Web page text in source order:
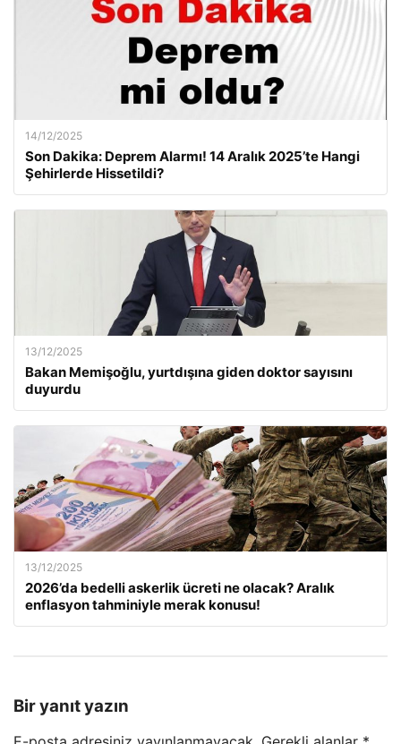
14/12/2025
Son Dakika: Deprem Alarmı! 14 Aralık 2025’te Hangi
Şehirlerde Hissetildi?
13/12/2025
Bakan Memişoğlu, yurtdışına giden doktor sayısını
duyurdu
13/12/2025
2026’da bedelli askerlik ücreti ne olacak? Aralık
enflasyon tahminiyle merak konusu!
Bir yanıt yazın